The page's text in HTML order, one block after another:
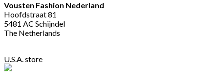
Vousten Fashion Nederland
Hoofdstraat 81
5481 AC Schijndel
The Netherlands
U.S.A. store